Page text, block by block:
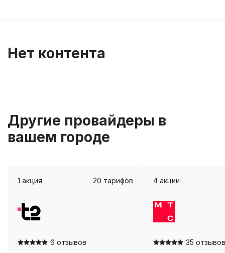
Нет контента
Другие провайдеры в
вашем городе
1 акция 20 тарифов
6 отзывов
4 акции
35 отзывов